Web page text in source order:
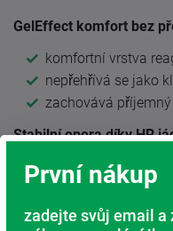
GelEffect komfort bez
komfortní vrstva
nepřehřívá se jako
zachovává
Stabilní opora díky HR
kvalitní studená HR
matrace
pomáhá udržovat
První nákup
zadejte svůj email a